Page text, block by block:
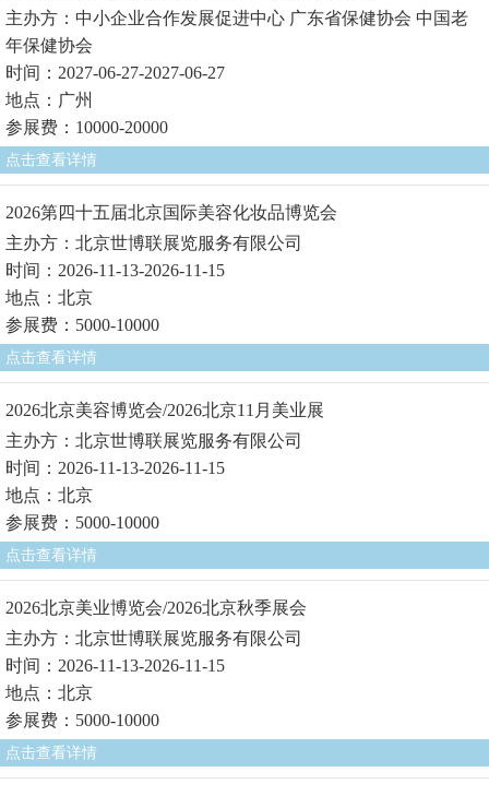
主办方：中小企业合作发展促进中心 广东省保健协会 中国老
年保健协会
时间：2027-06-27-2027-06-27
地点：广州
参展费：10000-20000
点击查看详情
2026第四十五届北京国际美容化妆品博览会
主办方：北京世博联展览服务有限公司
时间：2026-11-13-2026-11-15
地点：北京
参展费：5000-10000
点击查看详情
2026北京美容博览会/2026北京11月美业展
主办方：北京世博联展览服务有限公司
时间：2026-11-13-2026-11-15
地点：北京
参展费：5000-10000
点击查看详情
2026北京美业博览会/2026北京秋季展会
主办方：北京世博联展览服务有限公司
时间：2026-11-13-2026-11-15
地点：北京
参展费：5000-10000
点击查看详情